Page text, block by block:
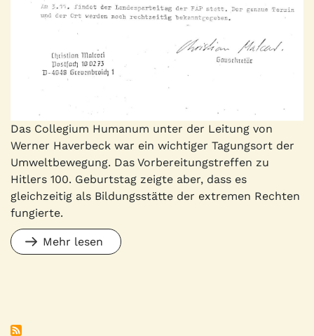
Das Collegium Humanum unter der Leitung von
Werner Haverbeck war ein wichtiger Tagungsort der
Umweltbewegung. Das Vorbereitungstreffen zu
Hitlers 100. Geburtstag zeigte aber, dass es
gleichzeitig als Bildungsstätte der extremen Rechten
fungierte.
Mehr lesen